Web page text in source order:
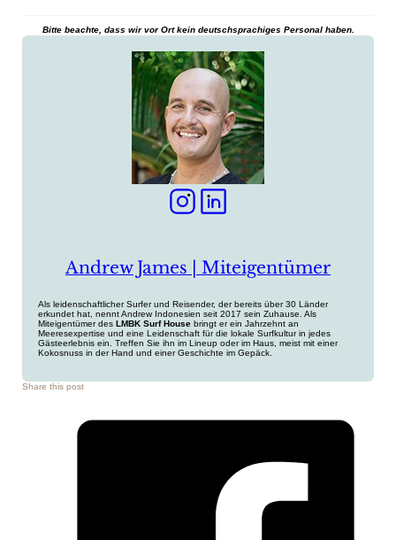
Bitte beachte, dass wir vor Ort kein deutschsprachiges Personal haben.
Andrew James | Miteigentümer
Als leidenschaftlicher Surfer und Reisender, der bereits über 30 Länder
erkundet hat, nennt Andrew Indonesien seit 2017 sein Zuhause. Als
Miteigentümer des LMBK Surf Housebringt er ein Jahrzehnt an
Meeresexpertise und eine Leidenschaft für die lokale Surfkultur in jedes
Gästeerlebnis ein. Treffen Sie ihn im Lineup oder im Haus, meist mit einer
Kokosnuss in der Hand und einer Geschichte im Gepäck.
Share this post